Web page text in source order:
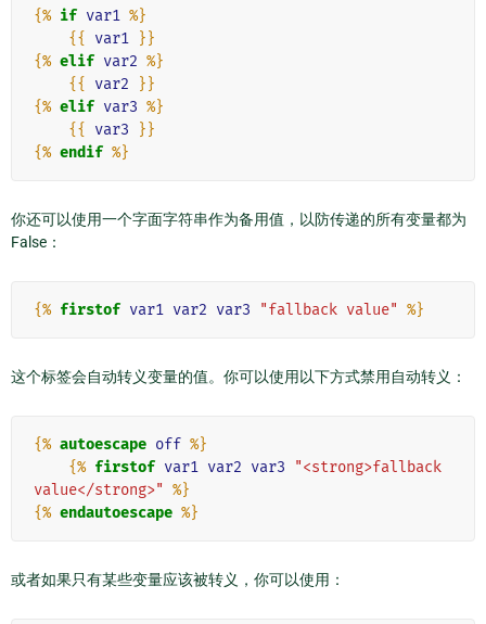
{% if var1 %}
{{
var1 }}
{% elif var2 %}
{{
var2
}}
{% elif var3 %}
{{
var3
}}
{% endif %}
你还可以使用一个字面字符串作为备用值，以防传递的所有变量都为
False：
{% firstof var1 var2 var3 "fallback value" %}
这个标签会自动转义变量的值。你可以使用以下方式禁用自动转义：
{% autoescape off %}
{% firstof var1 var2 var3
"<strong>fallback
value</strong>" %}
{% endautoescape %}
或者如果只有某些变量应该被转义，你可以使用：